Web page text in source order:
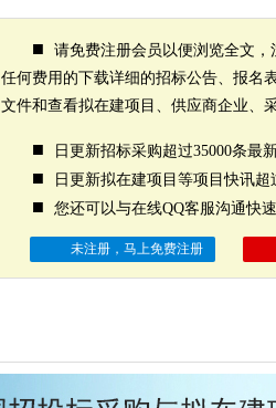
■
请免费注册会员以便浏览全文
任何费用的下载详细的招标公告、报名
文件和查看拟在建项目、供应商企业、
■ 日更新招标采购超过35000条最
■ 日更新拟在建项目等项目快讯超
■ 您还可以与在线QQ客服沟通快
未注册，马上免费注册